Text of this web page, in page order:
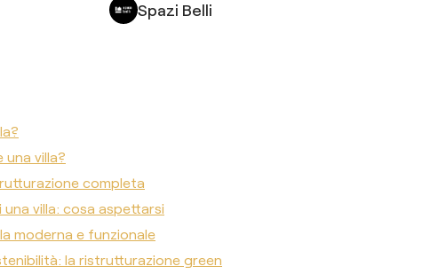
Spazi Belli
villa?
completa
villa: cosa aspettarsi
moderna e funzionale
la ristrutturazione green